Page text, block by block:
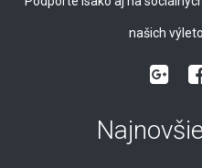
našich